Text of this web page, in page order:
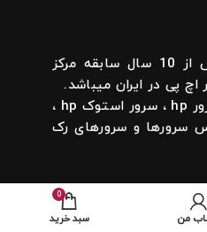
شرکت یاقوت سرخ با بیش از 10 سال سابقه مرکز
پی در ایران میباشد.
ارائه دهنده : استوریج و سرور hp ، سرور استوک hp ،
سرورها و سرورهای رک
من
0
سبد خرید